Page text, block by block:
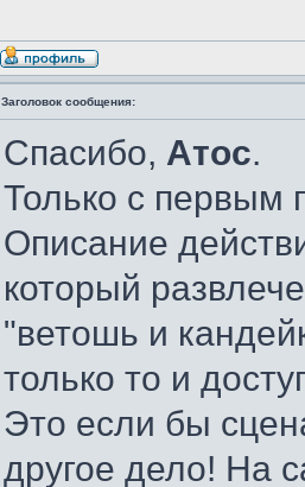
Заголовок сообщения:
Спасибо, Атос.
Только с первым
Описание
который
"ветошь и
только то и
Это если бы
другое дело! На